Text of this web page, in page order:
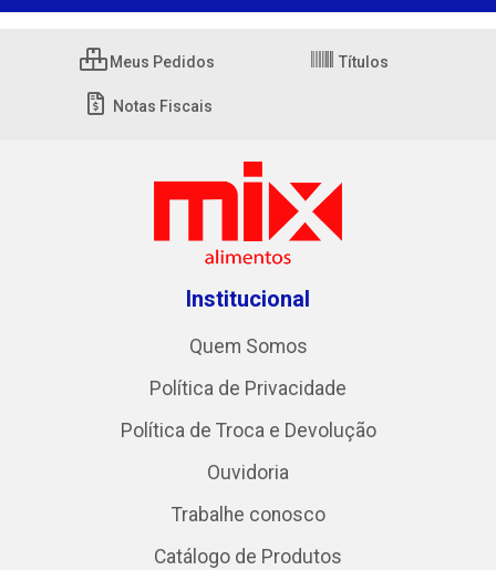
Meus Pedidos Títulos
Notas Fiscais
Institucional
Quem Somos
Política de Privacidade
Política de Troca e Devolução
Ouvidoria
Trabalhe conosco
Catálogo de Produtos